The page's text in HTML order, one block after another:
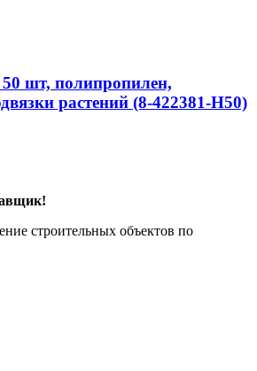
шт, полипропилен,
растений (8-422381-H50)
строительных объектов по